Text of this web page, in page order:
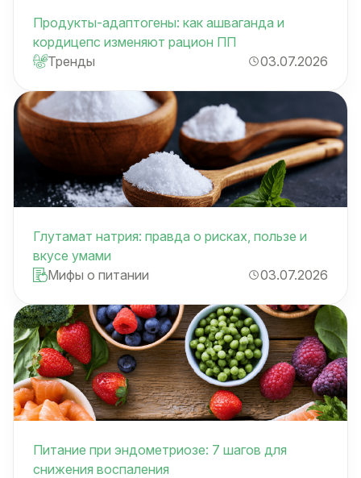
Продукты-адаптогены: как ашваганда и
кордицепс изменяют рацион ПП
Тренды
03.07.2026
Глутамат натрия: правда о рисках, пользе и
вкусе умами
Мифы о питании
03.07.2026
Питание при эндометриозе: 7 шагов для
снижения воспаления